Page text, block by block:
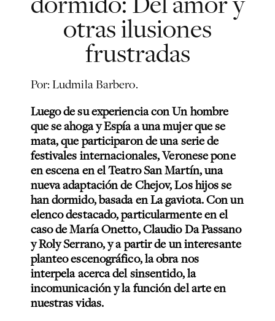
otras ilusiones
frustradas
Por: Ludmila Barbero.
Luego de su experiencia con Un hombre
que se ahoga y Espía a una mujer que se
mata, que participaron de una serie de
festivales internacionales, Veronese pone
en escena en el Teatro San Martín, una
nueva adaptación de Chejov, Los hijos se
han dormido, basada en La gaviota. Con un
elenco destacado, particularmente en el
caso de María Onetto, Claudio Da Passano
y Roly Serrano, y a partir de un interesante
planteo escenográfico, la obra nos
interpela acerca del sinsentido, la
incomunicación y la función del arte en
nuestras vidas.